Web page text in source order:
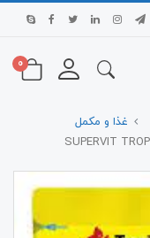
0
غذا و مکمل